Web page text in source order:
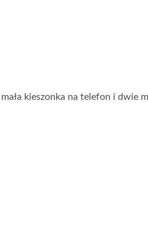
kieszonka na telefon i dwie